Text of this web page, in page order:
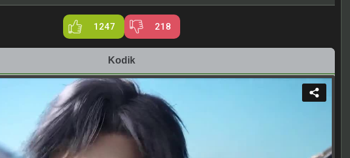
1247 218
Kodik